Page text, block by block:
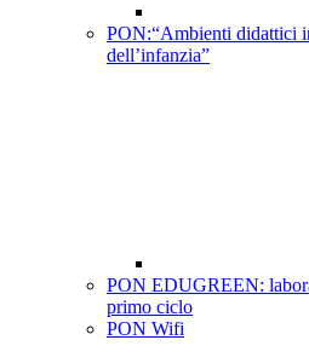
PON:“Ambienti didattici
dell’infanzia”
PON EDUGREEN:
primo ciclo
PON Wifi